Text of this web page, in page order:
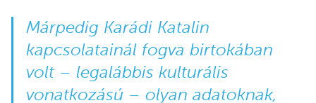
Márpedig Karádi Katalin
kapcsolatainál fogva birtokában
volt – legalábbis kulturális
vonatkozású – olyan adatoknak,